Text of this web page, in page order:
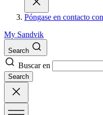
Póngase en contacto con
My Sandvik
Search
Buscar en
Search